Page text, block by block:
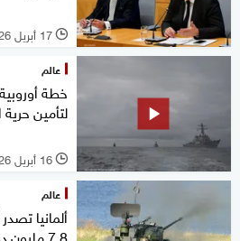
l 17 أبريل 2026
عالم
خطة
لتأمين
l 16 أبريل 2026
عالم
ألمانيا
7.8 مليون دولار في مارس